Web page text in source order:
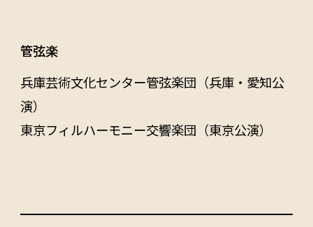
管弦楽
兵庫芸術文化センター管弦楽団（兵庫・愛知公
演）
東京フィルハーモニー交響楽団（東京公演）